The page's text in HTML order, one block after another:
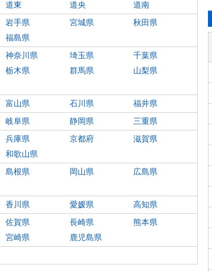
道東 道央 道南
岩手県 宮城県
秋田県
福島県
神奈川県 埼玉県
千葉県
栃木県
群馬県 山梨県
富山県 石川県 福井県
岐阜県 静岡県 三重県
兵庫県 京都府
滋賀県
和歌山県
島根県 岡山県 広島県
香川県 愛媛県 高知県
佐賀県 長崎県
熊本県
宮崎県
鹿児島県